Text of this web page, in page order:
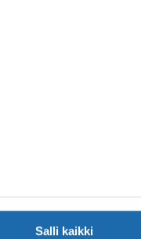
Salli kaikki
Kevään uutuus tuotteet ovat nyt
verkkokaupassa!
10.03.2025